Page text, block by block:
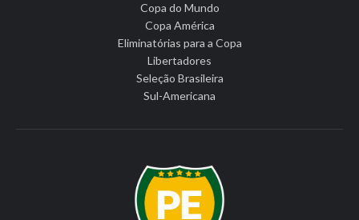
Copa do Mundo
Copa América
Eliminatórias para a Copa
Libertadores
Seleção Brasileira
Sul-Americana